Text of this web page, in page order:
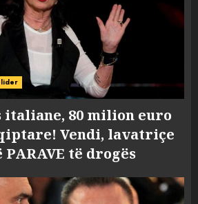
italiane, 80 milion euro
Vendi, lavatriçe
të drogës